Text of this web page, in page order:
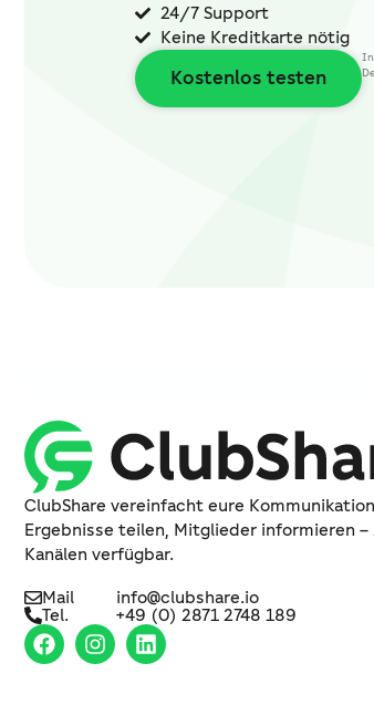
24/7 Support
Keine Kreditkarte nötig
Kostenlos testen
In
ClubShare vereinfacht eure
Ergebnisse teilen, Mitglieder informieren
Kanälen verfügbar.
Mail
info@clubshare.io
Tel.
+49 (0) 2871 2748 189